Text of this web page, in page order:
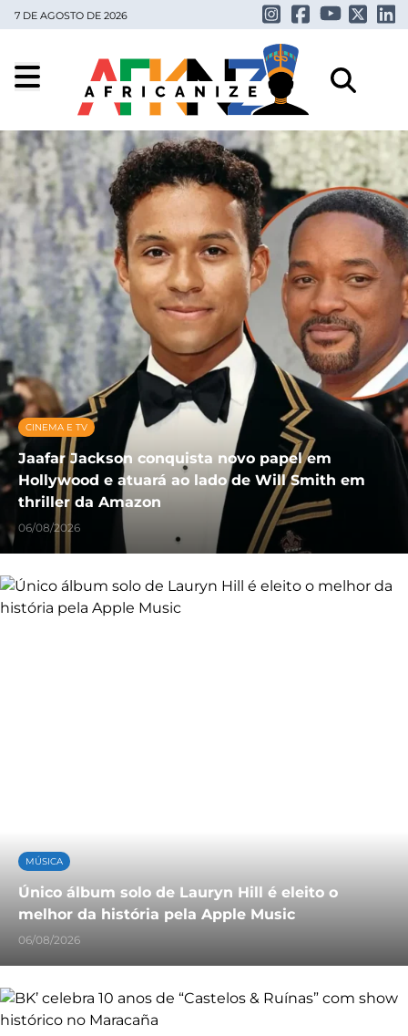
7 DE AGOSTO DE 2026
CINEMA E TV
Jaafar Jackson conquista novo papel em
Hollywood e atuará ao lado de Will Smith em
thriller da Amazon
06/08/2026
MÚSICA
Único álbum solo de Lauryn Hill é eleito o
melhor da história pela Apple Music
06/08/2026